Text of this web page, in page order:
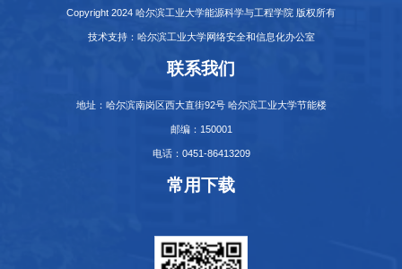
Copyright 2024 哈尔滨工业大学能源科学与工程学院 版权所有
技术支持：哈尔滨工业大学网络安全和信息化办公室
联系我们
地址：哈尔滨南岗区西大直街92号 哈尔滨工业大学节能楼
邮编：150001
电话：0451-86413209
常用下载